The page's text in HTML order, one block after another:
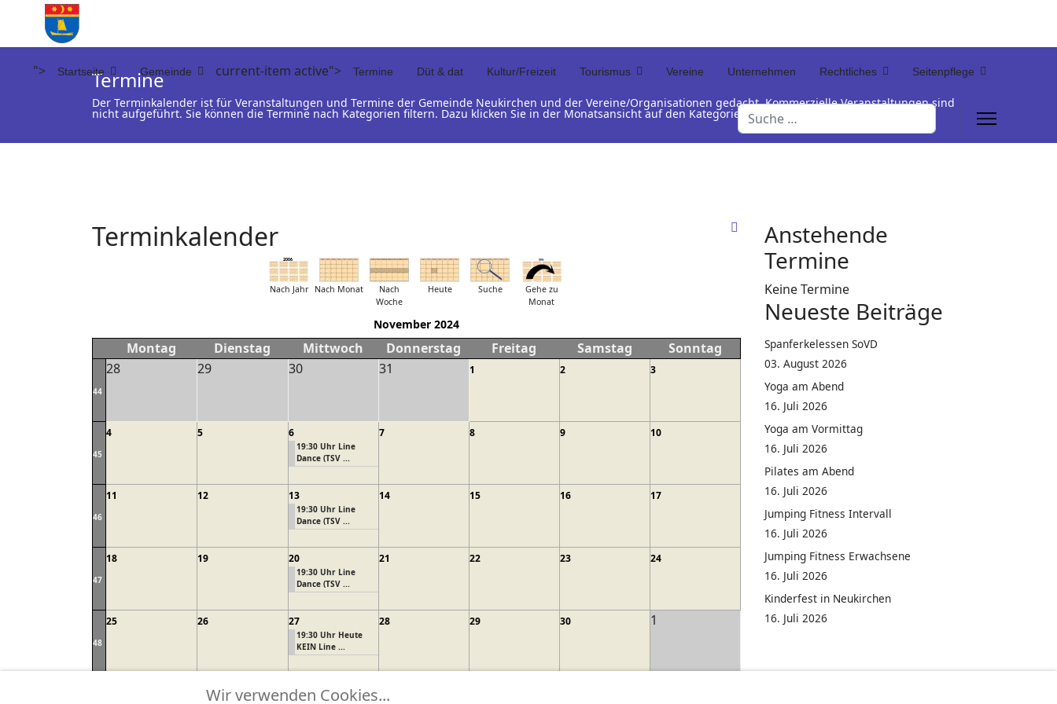
"> Startseite Gemeinde current-item active"> Termine Düt & dat Kultur/Freizeit Tourismus Vereine Unternehmen Rechtliches Seitenpflege
Suchen
Termine
Der Terminkalender ist für Veranstaltungen und Termine der Gemeinde Neukirchen und der Vereine/Organisationen gedacht. Kommerzielle Veranstaltungen sind
nicht aufgeführt. Sie können die Termine nach Kategorien filtern. Dazu klicken Sie in der Monatsansicht auf den Kategorienamen unterhalb der Termintabelle
Terminkalender
Nach Jahr Nach Monat
Nach
Woche
Heute Suche
Gehe zu
Monat
November 2024
Montag Dienstag Mittwoch Donnerstag Freitag Samstag Sonntag
44
28 29 30 31 1 2 3
45
4 5 6
19:30 Uhr Line
Dance (TSV ...
7 8 9 10
46
11 12 13
19:30 Uhr Line
Dance (TSV ...
14 15 16 17
47
18 19 20
19:30 Uhr Line
Dance (TSV ...
21 22 23 24
48
25 26 27
19:30 Uhr Heute
KEIN Line ...
28 29 30 1
Alle Kategorien ...
Anstehende
Termine
Keine Termine
Neueste Beiträge
Spanferkelessen SoVD
03. August 2026
Yoga am Abend
16. Juli 2026
Yoga am Vormittag
16. Juli 2026
Pilates am Abend
16. Juli 2026
Jumping Fitness Intervall
16. Juli 2026
Jumping Fitness Erwachsene
16. Juli 2026
Kinderfest in Neukirchen
16. Juli 2026
Wir verwenden Cookies...